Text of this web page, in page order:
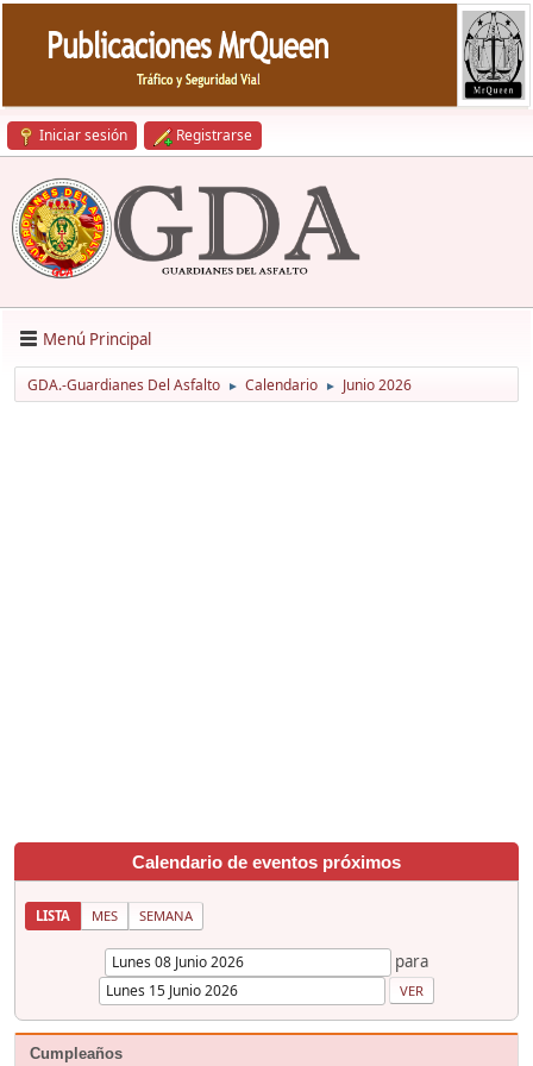
Iniciar sesión Registrarse
Menú Principal
GDA.-Guardianes Del Asfalto ► Calendario ► Junio 2026
Calendario de eventos próximos
LISTA MES SEMANA
para
Cumpleaños